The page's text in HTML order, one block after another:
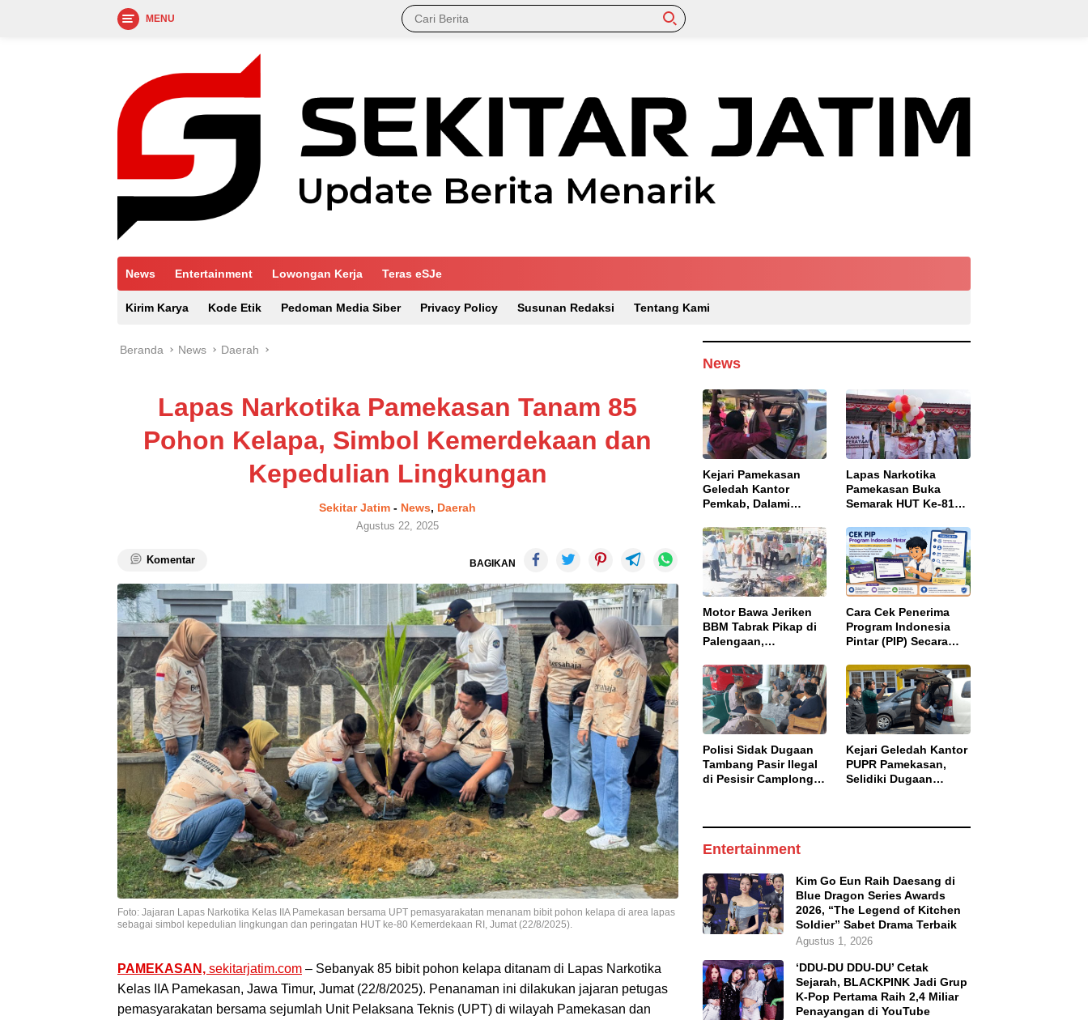
MENU
News Entertainment Lowongan Kerja Teras eSJe
Kirim Karya Kode Etik Pedoman Media Siber Privacy Policy Susunan Redaksi Tentang Kami
Beranda News Daerah
Lapas Narkotika Pamekasan Tanam 85
Pohon Kelapa, Simbol Kemerdekaan dan
Kepedulian Lingkungan
Sekitar Jatim - News, Daerah
Agustus 22, 2025
Komentar BAGIKAN
Foto: Jajaran Lapas Narkotika Kelas IIA Pamekasan bersama UPT pemasyarakatan menanam bibit pohon kelapa di area lapas
sebagai simbol kepedulian lingkungan dan peringatan HUT ke-80 Kemerdekaan RI, Jumat (22/8/2025).
PAMEKASAN, sekitarjatim.com – Sebanyak 85 bibit pohon kelapa ditanam di Lapas Narkotika
Kelas IIA Pamekasan, Jawa Timur, Jumat (22/8/2025). Penanaman ini dilakukan jajaran petugas
pemasyarakatan bersama sejumlah Unit Pelaksana Teknis (UPT) di wilayah Pamekasan dan
News
Kejari Pamekasan
Geledah Kantor
Pemkab, Dalami
Proyek Jalan
Bulangan Barat
Lapas Narkotika
Pamekasan Buka
Semarak HUT Ke-81
Nasionalisme dan
Sportivitas Warga
Binaan
Motor Bawa Jeriken
BBM Tabrak Pikap di
Palengaan,
Terbakar
Cara Cek Penerima
Program Indonesia
Pintar (PIP) Secara
NISN dan Tanggal
Lahir
Polisi Sidak Dugaan
Tambang Pasir Ilegal
di Pesisir Camplong,
Kejari Geledah Kantor
PUPR Pamekasan,
Selidiki Dugaan
Entertainment
Kim Go Eun Raih Daesang di
Blue Dragon Series Awards
2026, “The Legend of Kitchen
Soldier” Sabet Drama Terbaik
Agustus 1, 2026
‘DDU-DU DDU-DU’ Cetak
Sejarah, BLACKPINK Jadi Grup
K-Pop Pertama Raih 2,4 Miliar
Penayangan di YouTube